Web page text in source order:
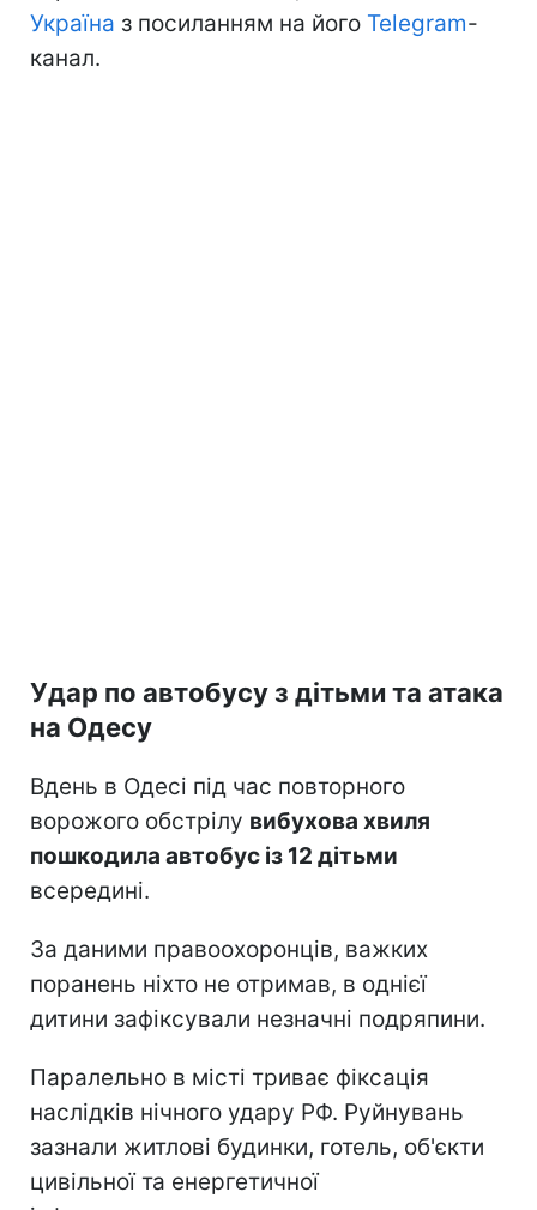
Україна з посиланням на його Telegram-
канал.
Удар по автобусу з дітьми та атака
на Одесу
Вдень в Одесі під час повторного
ворожого обстрілу вибухова хвиля
пошкодила автобус із 12 дітьми
всередині.
За даними правоохоронців, важких
поранень ніхто не отримав, в однієї
дитини зафіксували незначні подряпини.
Паралельно в місті триває фіксація
наслідків нічного удару РФ. Руйнувань
зазнали житлові будинки, готель, об'єкти
цивільної та енергетичної